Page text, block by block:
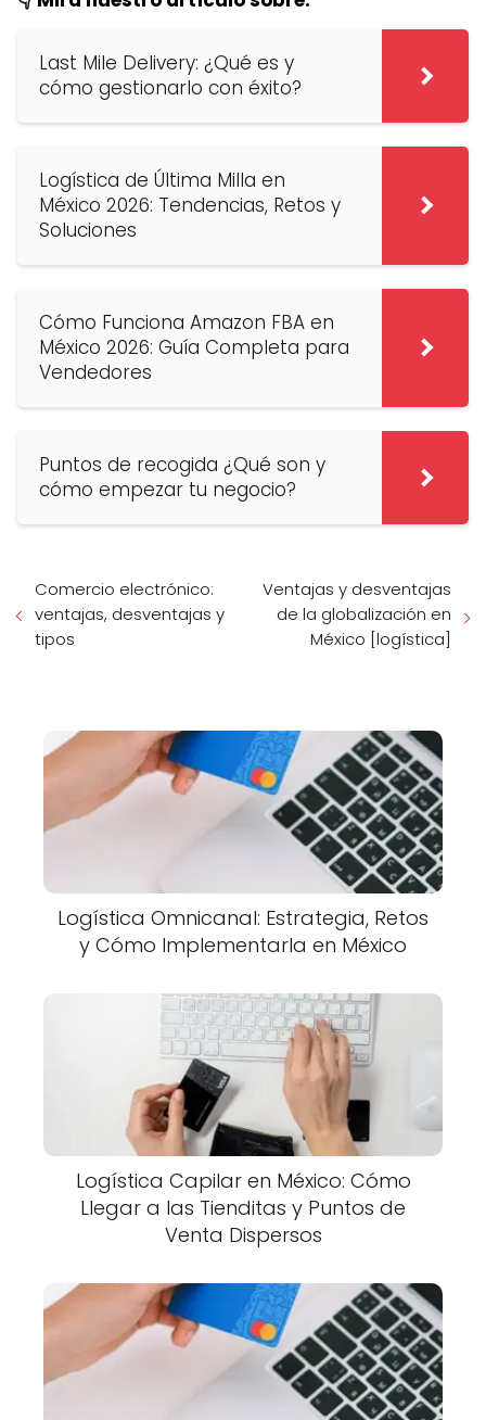
Last Mile Delivery: ¿Qué es y
cómo gestionarlo con éxito?
Logística de Última Milla en
México 2026: Tendencias, Retos y
Soluciones
Cómo Funciona Amazon FBA en
México 2026: Guía Completa para
Vendedores
Puntos de recogida ¿Qué son y
cómo empezar tu negocio?
Comercio electrónico:
ventajas, desventajas y
tipos
Ventajas y desventajas
de la globalización en
México [logística]
Logística Omnicanal: Estrategia, Retos
y Cómo Implementarla en México
Logística Capilar en México: Cómo
Llegar a las Tienditas y Puntos de
Venta Dispersos